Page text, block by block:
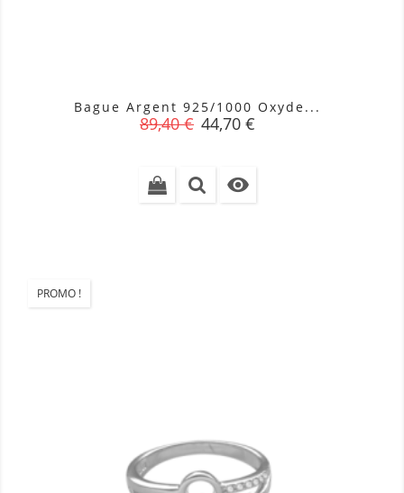
Bague Argent 925/1000 Oxyde...
Prix
89,40 € Prix
44,70 €

PROMO !